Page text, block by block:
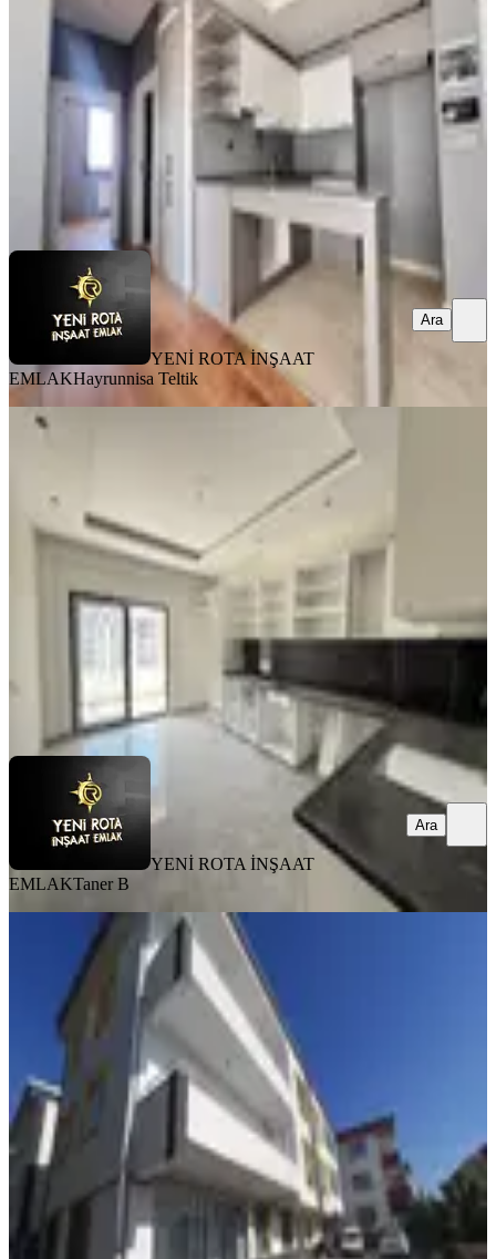
2+0
85 m²·5. Kat· 07.08.2026
3.150.000 ₺
YENİ ROTA İNŞAAT EMLAKHayrunnisa Teltik
YENİ ROTA İNŞAAT
EMLAKHayrunnisa Teltik
Ara
SIFIR BİNA
Yeni Rota'dan Yeni Yapım Çift
Balkonlu Geniş Satlık 4+1 Daire
Onikişubat, Vadi Mahallesi
4+1·250 m² 2. Kat
7.750.000 ₺
YENİ ROTA İNŞAAT EMLAKTaner B
YENİ ROTA İNŞAAT
EMLAKTaner B
Ara
Yeni Rota'dan Sıfır Yapı-yatay
Mimari-az Katlı-satılık 3+1 Daire
Onikişubat, Piri Reis Mahallesi
145 m² ·Düz Giriş (Zemin)
3.750.000 ₺
YENİ ROTA İNŞAAT EMLAKMikail Barışık
Ara